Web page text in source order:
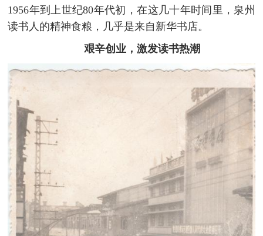
1956年到上世纪80年代初，在这几十年时间里，泉州
读书人的精神食粮，几乎是来自新华书店。
艰辛创业，激发读书热潮